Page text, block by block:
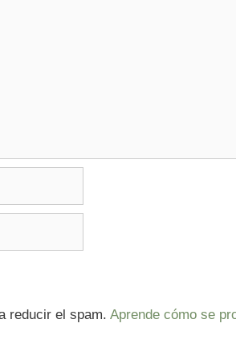
reducir el spam. Aprende cómo se